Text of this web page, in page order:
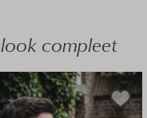
look compleet